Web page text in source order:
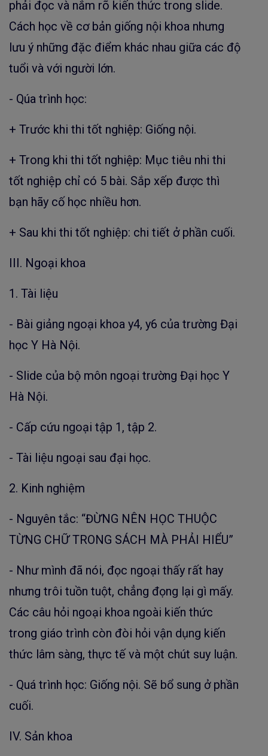
phải đọc và nắm rõ kiến thức trong slide.
Cách học về cơ bản giống nội khoa nhưng
lưu ý những đặc điểm khác nhau giữa các độ
tuổi và với người lớn.
- Qúa trình học:
+ Trước khi thi tốt nghiệp: Giống nội.
+ Trong khi thi tốt nghiệp: Mục tiêu nhi thi
tốt nghiệp chỉ có 5 bài. Sắp xếp được thì
bạn hãy cố học nhiều hơn.
+ Sau khi thi tốt nghiệp: chi tiết ở phần cuối.
III. Ngoại khoa
1. Tài liệu
- Bài giảng ngoại khoa y4, y6 của trường Đại
học Y Hà Nội.
- Slide của bộ môn ngoại trường Đại học Y
Hà Nội.
- Cấp cứu ngoại tập 1, tập 2.
- Tài liệu ngoại sau đại học.
2. Kinh nghiệm
- Nguyên tắc: “ĐỪNG NÊN HỌC THUỘC
TỪNG CHỮ TRONG SÁCH MÀ PHẢI HIỂU”
- Như mình đã nói, đọc ngoại thấy rất hay
nhưng trôi tuồn tuột, chẳng đọng lại gì mấy.
Các câu hỏi ngoại khoa ngoài kiến thức
trong giáo trình còn đòi hỏi vận dụng kiến
thức lâm sàng, thực tế và một chút suy luận.
- Quá trình học: Giống nội. Sẽ bổ sung ở phần
cuối.
IV. Sản khoa